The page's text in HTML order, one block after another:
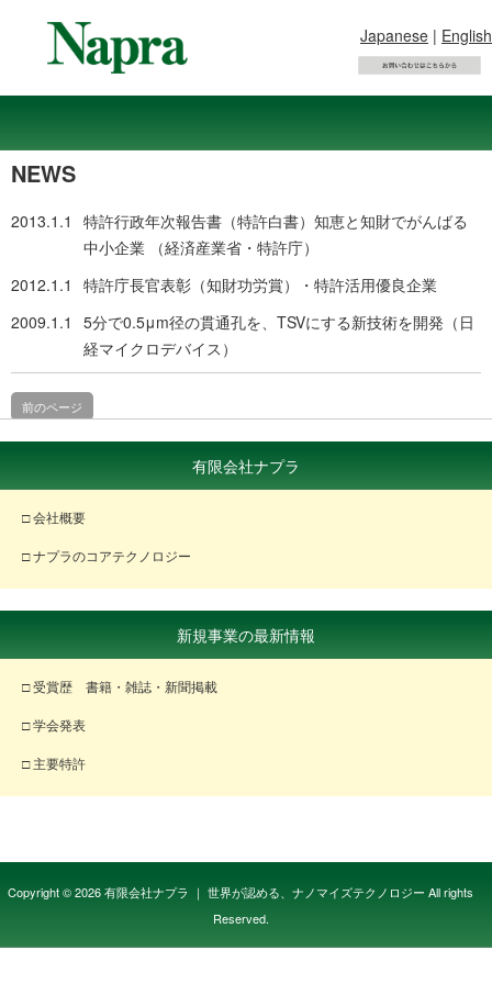
Japanese | English
NEWS
2013.1.1
特許行政年次報告書（特許白書）知恵と知財でがんばる
中小企業 （経済産業省・特許庁）
2012.1.1
特許庁長官表彰（知財功労賞）・特許活用優良企業
2009.1.1
5分で0.5μm径の貫通孔を、TSVにする新技術を開発（日
経マイクロデバイス）
前のページ
有限会社ナプラ
□ 会社概要
□ ナプラのコアテクノロジー
新規事業の最新情報
□ 受賞歴 書籍・雑誌・新聞掲載
□ 学会発表
□ 主要特許
Copyright © 2026 有限会社ナプラ ｜ 世界が認める、ナノマイズテクノロジー All rights
Reserved.